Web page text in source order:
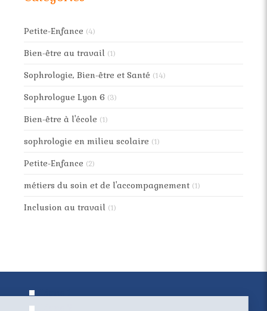
Petite-Enfance (4)
Bien-être au travail (1)
Sophrologie, Bien-être et Santé (14)
Sophrologue Lyon 6 (3)
Bien-être à l'école (1)
sophrologie en milieu scolaire (1)
Petite-Enfance (2)
métiers du soin et de l'accompagnement (1)
Inclusion au travail (1)